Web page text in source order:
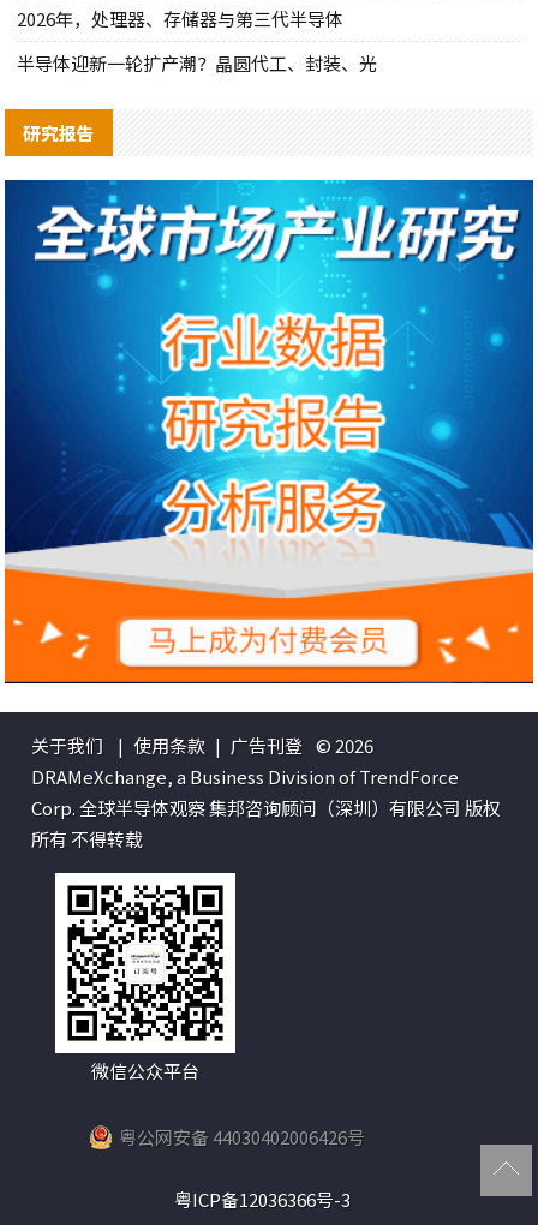
2026年，处理器、存储器与第三代半导体
半导体迎新一轮扩产潮？晶圆代工、封装、光
研究报告
关于我们 | 使用条款 | 广告刊登 © 2026
DRAMeXchange, a Business Division of TrendForce
Corp. 全球半导体观察 集邦咨询顾问（深圳）有限公司 版权
所有 不得转载
微信公众平台
粤公网安备 44030402006426号
粤ICP备12036366号-3